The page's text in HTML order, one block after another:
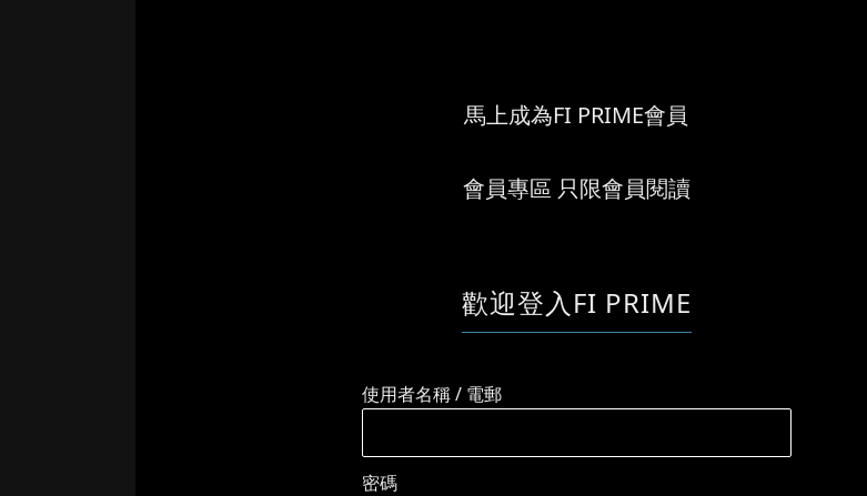
馬上成為FI PRIME會員
會員專區 只限會員閱讀
歡迎登入FI PRIME
使用者名稱 / 電郵
密碼